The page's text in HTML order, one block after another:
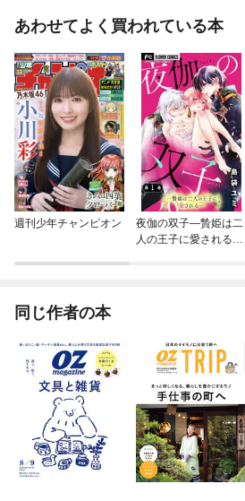
あわせてよく買われている本
週刊少年チャンピオン
夜伽の双子—贄姫は二
人の王子に愛される—
同じ作者の本